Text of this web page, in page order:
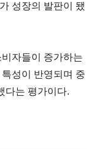
성장의 발판이 됐
비자들이 증가하는
성이 반영되며 중
다는 평가이다.